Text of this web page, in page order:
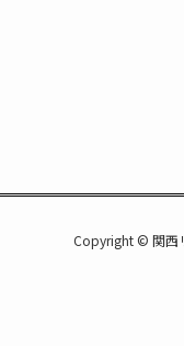
Copyright © 関西